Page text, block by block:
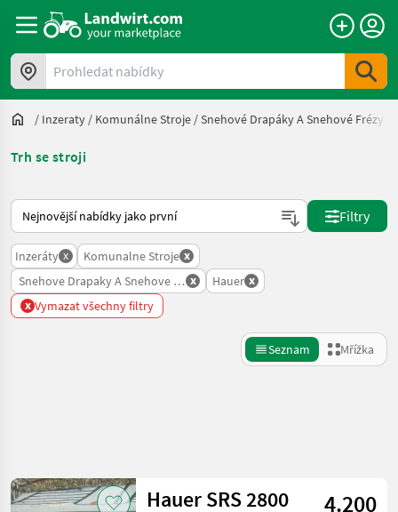
Prohledat nabídky
/ Inzeraty / Komunálne Stroje /Snehové Drapáky A Snehové Frézy
Trh se stroji
Takto se řadí nabídky na Landwirt.com
Filtry
Inzeráty x Komunalne Stroje x
Snehove Drapaky A Snehove Frezy
x Hauer x
x Vymazat všechny filtry
Seznam Mřížka
Hauer SRS 2800
4.200